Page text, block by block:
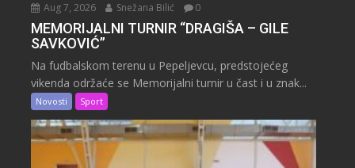
Aug 7, 2026 Snežana Bilić 0
MEMORIJALNI TURNIR “DRAGIŠA – GILE
SAVKOVIĆ”
Na fudbalskom terenu u Pepeljevcu, predstojećeg
vikenda održaće se Memorijalni turnir u čast i u znak...
Novosti Sport